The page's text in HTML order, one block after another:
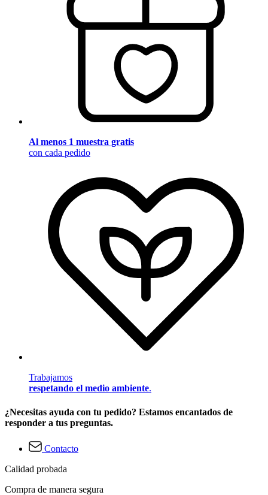
Al menos 1 muestra gratis
con cada pedido
Trabajamos
respetando el medio ambiente.
¿Necesitas ayuda con tu pedido? Estamos encantados de
responder a tus preguntas.
Contacto
Calidad probada
Compra de manera segura